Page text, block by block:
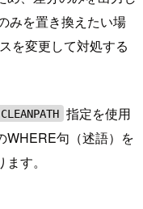
みを置き換えたい場
を変更して対処する
CLEANPATH 指定を使用
WHERE句（述語）を
す。